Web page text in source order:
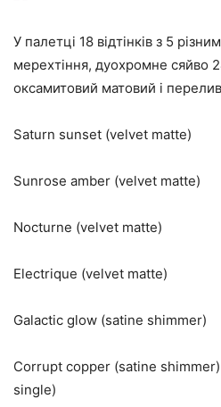
У палетці 18 відтінків з 5
мерехтіння, дуохромне сяйво
оксамитовий матовий і
Saturn sunset (velvet matte)
Sunrose amber (velvet matte)
Nocturne (velvet matte)
Electrique (velvet matte)
Galactic glow (satine shimmer)
Corrupt copper (satine
single)